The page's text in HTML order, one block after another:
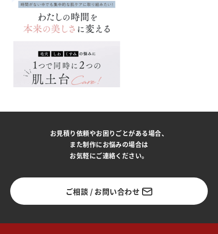
お見積り依頼やお困りごとがある場合、
また制作にお悩みの場合は
お気軽にご連絡ください。
ご相談 / お問い合わせ